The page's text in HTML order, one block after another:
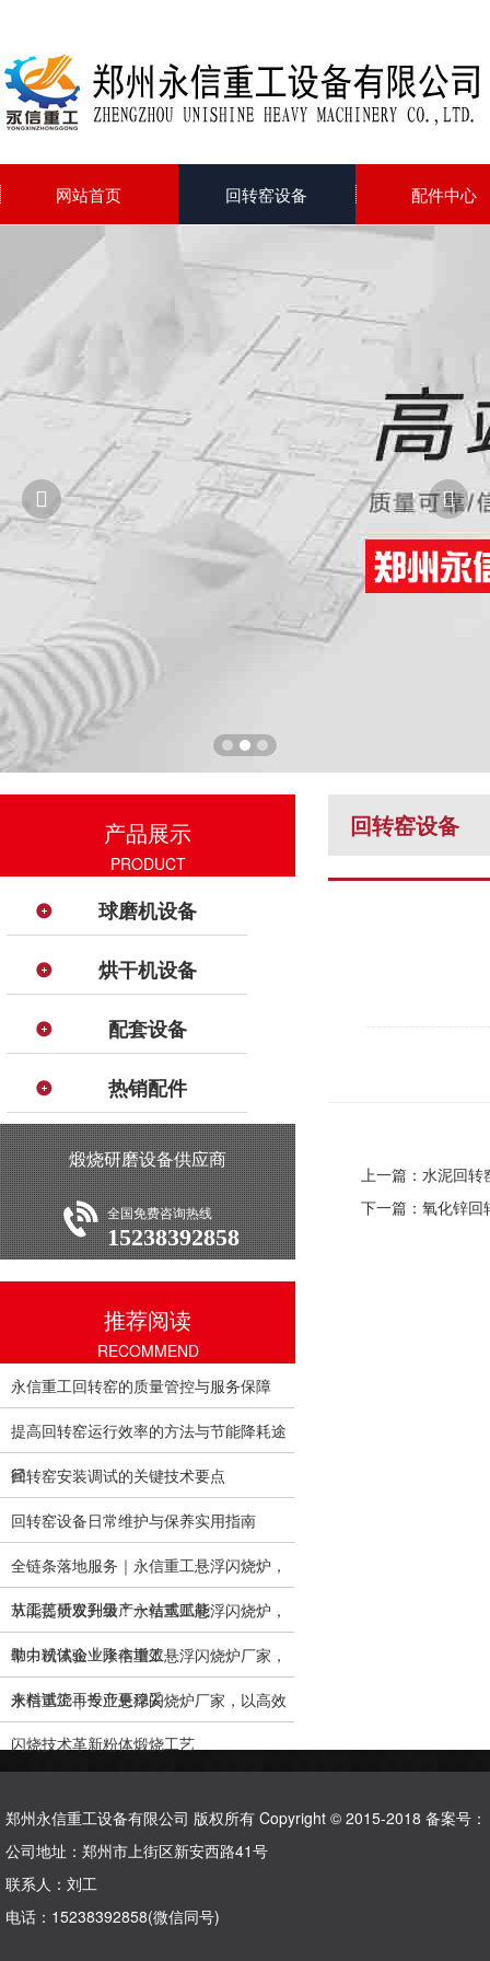
网站首页 回转窑设备 配件中心
 
产品展示
PRODUCT
球磨机设备
烘干机设备
配套设备
热销配件
煅烧研磨设备供应商
全国免费咨询热线
15238392858
推荐阅读
RECOMMEND
永信重工回转窑的质量管控与服务保障
提高回转窑运行效率的方法与节能降耗途
径
回转窑安装调试的关键技术要点
回转窑设备日常维护与保养实用指南
全链条落地服务｜永信重工悬浮闪烧炉，
从工艺研发到量产一站式赋能
节能提质双升级！永信重工悬浮闪烧炉，
助力粉体企业降本增效
带中试试验！永信重工悬浮闪烧炉厂家，
来料试烧再投产更稳妥
永信重工｜专业悬浮闪烧炉厂家，以高效
闪烧技术革新粉体煅烧工艺
回转窑设备
上一篇：水泥回转
下一篇：氧化锌回
郑州永信重工设备有限公司 版权所有 Copyright © 2015-2018 备案号：
公司地址：郑州市上街区新安西路41号
联系人：刘工
电话：15238392858(微信同号)